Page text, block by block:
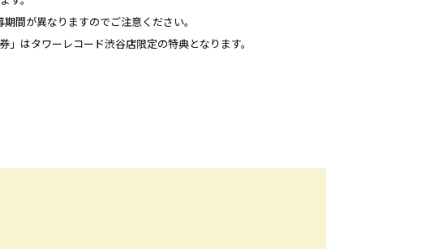
間が異なりますのでご注意ください。
はタワーレコード渋谷店限定の特典となります。